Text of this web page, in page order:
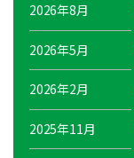
2026年8月
2026年5月
2026年2月
2025年11月